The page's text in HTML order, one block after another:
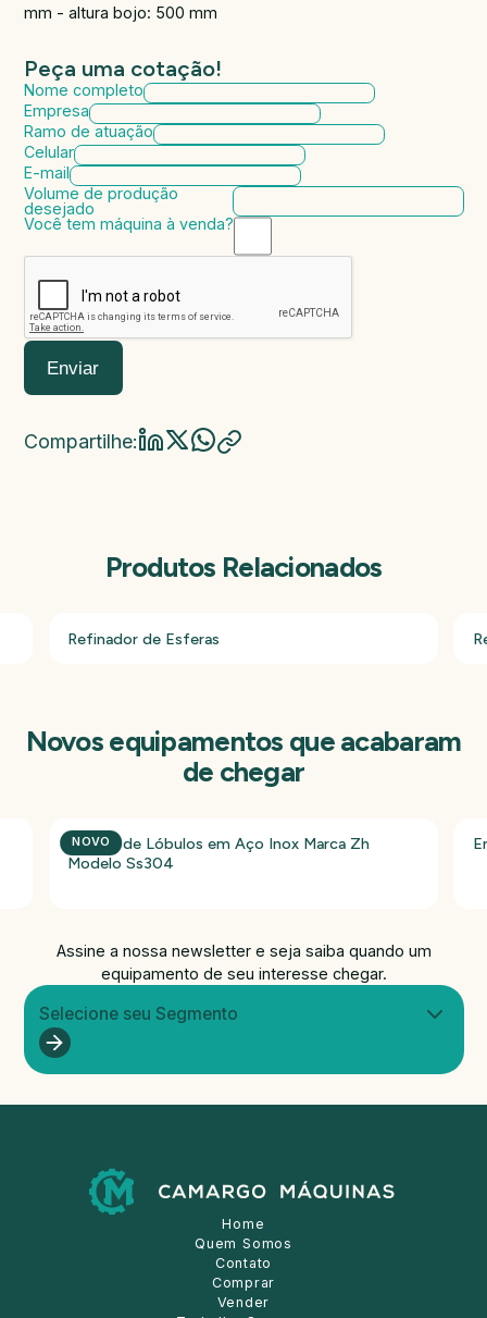
mm - altura bojo: 500 mm
Peça uma cotação!
Nome completo
Empresa
Ramo de atuação
Celular
E-mail
Volume de produção
desejado
Você tem máquina à venda?
Marca da máquina
Modelo da máquina
Ano de fabricação
Valor da máquina
Enviar
Compartilhe:
Produtos Relacionados
Refinador de Esferas
Novos equipamentos que acabaram
de chegar
NOVO
Bomba de Lóbulos em Aço Inox Marca Zh
Modelo Ss304
Assine a nossa newsletter e seja saiba quando um
equipamento de seu interesse chegar.
Selecione seu Segmento
Home
Quem Somos
Contato
Comprar
Vender